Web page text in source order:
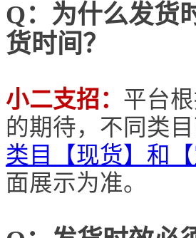
Q：为什么发货
货时间？
小二支招： 平台
的期待，不同类
类目【现货】和
面展示为准。